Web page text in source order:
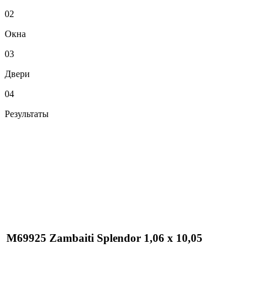
02
Окна
03
Двери
04
Результаты
M69925 Zambaiti Splendor 1,06 х 10,05